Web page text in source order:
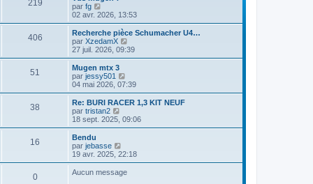
219
par fg
o
n
s
u
l
r
l
e
e
r
n
i
r
m
e
s
02 avr. 2026, 13:53
406
Recherche pièce Schumacher U4…
par XzedamX
o
n
l
e
r
l
e
n
i
27 juil. 2026, 09:39
51
Mugen mtx 3
par jessy501
o
n
s
l
l
e
e
04 mai 2026, 07:39
38
Re: BURI RACER 1,3 KIT NEUF
par tristan2
o
n
u
l
r
18 sept. 2025, 09:06
16
Bendu
par jebasse
o
n
s
u
19 avr. 2025, 22:18
0 Aucun message